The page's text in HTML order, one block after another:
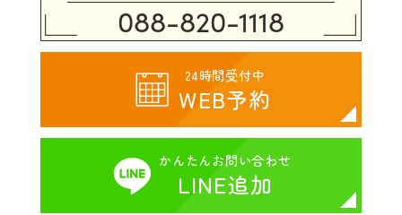
088-820-1118
24時間受付中
WEB予約
かんたんお問い合わせ
LINE追加